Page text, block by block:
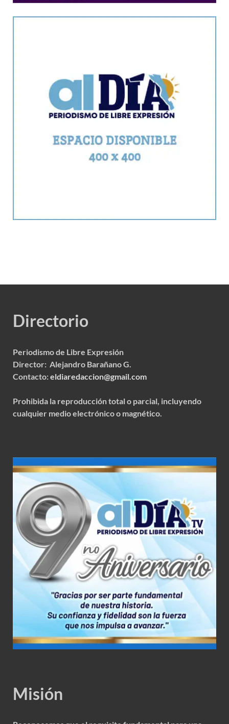
Directorio
Periodismo de Libre Expresión
Director: Alejandro Barañano G.
Contacto:eldiaredaccion@gmail.com
Prohibida la reproducción total o parcial, incluyendo
cualquier medio electrónico o magnético.
Misión